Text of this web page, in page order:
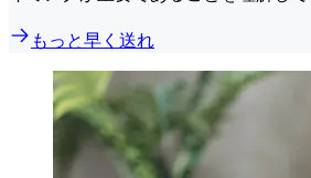
もっと早く送れ